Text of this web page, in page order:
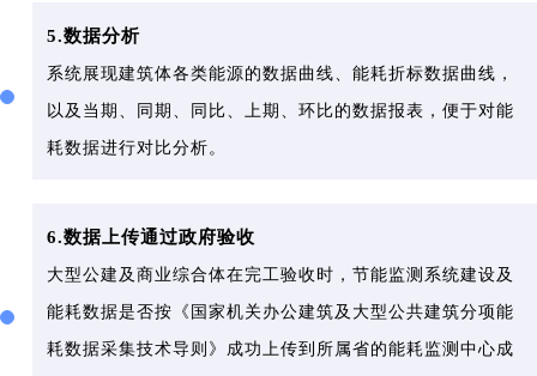
5.数据分析
系统展现建筑体各类能源的数据曲线、能耗折标数据曲线，
以及当期、同期、同比、上期、环比的数据报表，便于对能
耗数据进行对比分析。
6.数据上传通过政府验收
大型公建及商业综合体在完工验收时，节能监测系统建设及
能耗数据是否按《国家机关办公建筑及大型公共建筑分项能
耗数据采集技术导则》成功上传到所属省的能耗监测中心成